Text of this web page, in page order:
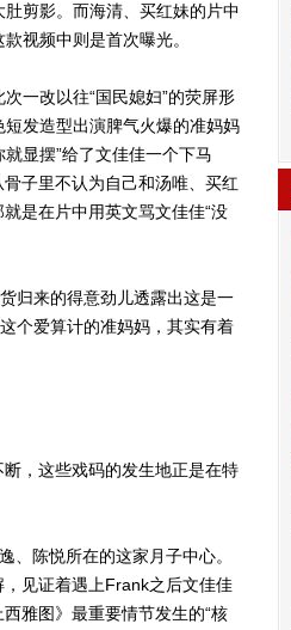
肚剪影。而海清、买红妹的片中
视频中则是首次曝光。
改以往“国民媳妇”的荧屏形
短发造型出演脾气火爆的准妈妈
显摆”给了文佳佳一个下马
子里不认为自己和汤唯、买红
是在片中用英文骂文佳佳“没
归来的得意劲儿透露出这是一
个爱算计的准妈妈，其实有着
，这些戏码的发生地正是在特
陈悦所在的这家月子中心。
见证着遇上Frank之后文佳佳
雅图》最重要情节发生的“核